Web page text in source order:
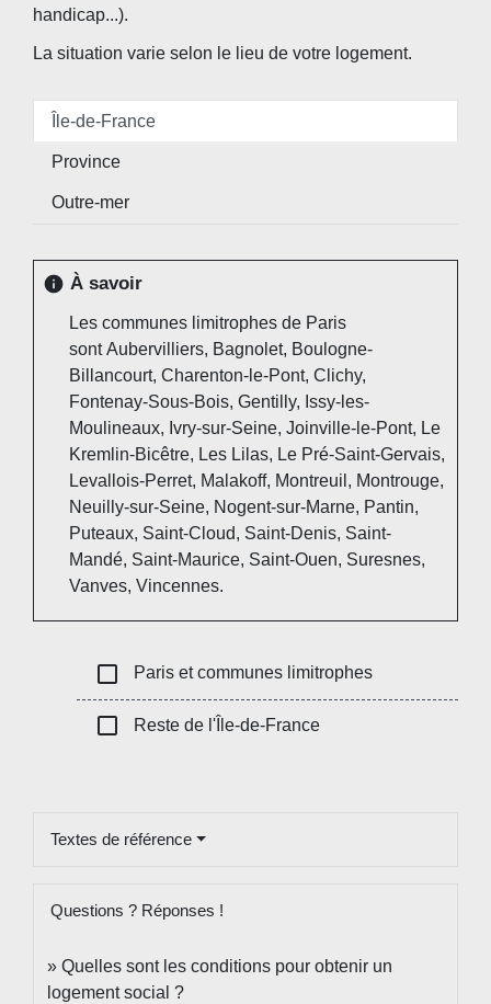
handicap...).
La situation varie selon le lieu de votre logement.
Île-de-France
Province
Outre-mer
info À savoir
Les communes limitrophes de Paris
sont Aubervilliers, Bagnolet, Boulogne-
Billancourt, Charenton-le-Pont, Clichy,
Fontenay-Sous-Bois, Gentilly, Issy-les-
Moulineaux, Ivry-sur-Seine, Joinville-le-Pont, Le
Kremlin-Bicêtre, Les Lilas, Le Pré-Saint-Gervais,
Levallois-Perret, Malakoff, Montreuil, Montrouge,
Neuilly-sur-Seine, Nogent-sur-Marne, Pantin,
Puteaux, Saint-Cloud, Saint-Denis, Saint-
Mandé, Saint-Maurice, Saint-Ouen, Suresnes,
Vanves, Vincennes.
check_box_outline_blank Paris et communes limitrophes
check_box_outline_blank Reste de l'Île-de-France
Textes de référence
Questions ? Réponses !
Quelles sont les conditions pour obtenir un
logement social ?